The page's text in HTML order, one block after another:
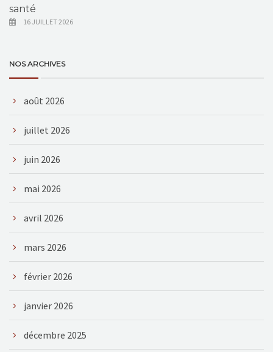
santé
16 JUILLET 2026
NOS ARCHIVES
août 2026
juillet 2026
juin 2026
mai 2026
avril 2026
mars 2026
février 2026
janvier 2026
décembre 2025